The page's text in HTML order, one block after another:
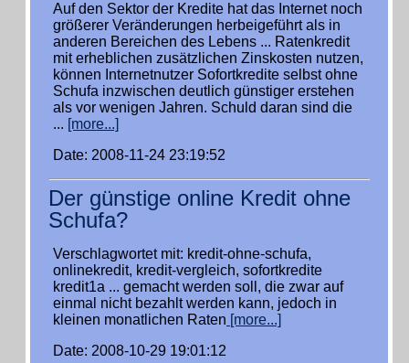
Auf den Sektor der Kredite hat das Internet noch
größerer Veränderungen herbeigeführt als in
anderen Bereichen des Lebens ... Ratenkredit
mit erheblichen zusätzlichen Zinskosten nutzen,
können Internetnutzer Sofortkredite selbst ohne
Schufa inzwischen deutlich günstiger erstehen
als vor wenigen Jahren. Schuld daran sind die
... [more...]
Date: 2008-11-24 23:19:52
Der günstige online Kredit ohne
Schufa?
Verschlagwortet mit: kredit-ohne-schufa,
onlinekredit, kredit-vergleich, sofortkredite
kredit1a ... gemacht werden soll, die zwar auf
einmal nicht bezahlt werden kann, jedoch in
kleinen monatlichen Raten [more...]
Date: 2008-10-29 19:01:12